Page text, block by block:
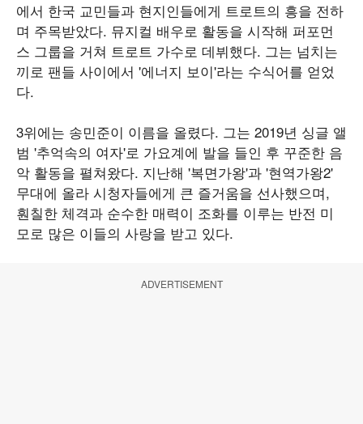
에서 한국 교민들과 현지인들에게 트로트의 흥을 전하
며 주목받았다. 뮤지컬 배우로 활동을 시작해 퍼포먼
스 그룹을 거쳐 트로트 가수로 데뷔했다. 그는 넘치는
끼로 팬들 사이에서 '에너지 보이'라는 수식어를 얻었
다.
3위에는 송민준이 이름을 올렸다. 그는 2019년 싱글 앨
범 '추억속의 여자'로 가요계에 발을 들인 후 꾸준한 음
악 활동을 펼쳐왔다. 지난해 '복면가왕'과 '현역가왕2'
무대에 올라 시청자들에게 큰 즐거움을 선사했으며,
훤칠한 체격과 순수한 매력이 조화를 이루는 반전 미
모로 많은 이들의 사랑을 받고 있다.
ADVERTISEMENT